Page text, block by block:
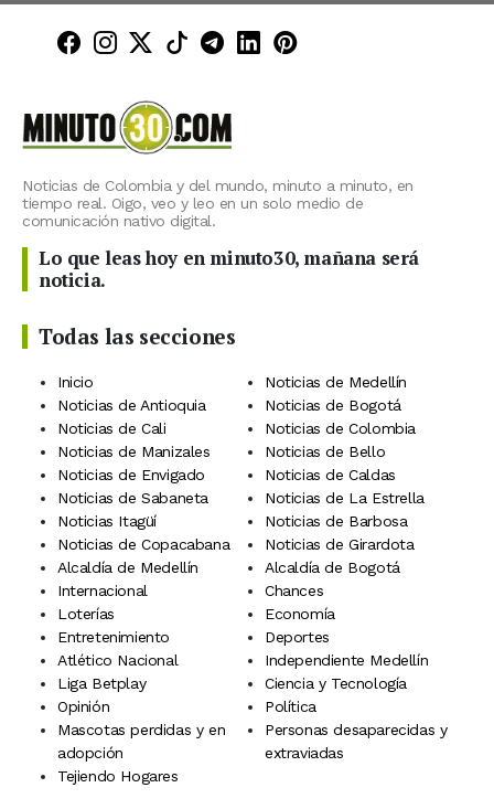
Minuto30 en Facebook
Minuto30 en Instagram
Minuto30 en X (Twitter)
Minuto30 en TikTok
Canal de Minuto30 en
Minuto30 en LinkedIn
Minuto30 en
Noticias de Colombia y del mundo, minuto a minuto, en
tiempo real. Oigo, veo y leo en un solo medio de
comunicación nativo digital.
Lo que leas hoy en minuto30, mañana será
noticia.
Todas las secciones
Inicio
Noticias de Medellín
Noticias de Antioquia
Noticias de Bogotá
Noticias de Cali
Noticias de Colombia
Noticias de Manizales
Noticias de Bello
Noticias de Envigado
Noticias de Caldas
Noticias de Sabaneta
Noticias de La Estrella
Noticias Itagüí
Noticias de Barbosa
Noticias de Copacabana
Noticias de Girardota
Alcaldía de Medellín
Alcaldía de Bogotá
Internacional
Chances
Loterías
Economía
Entretenimiento
Deportes
Atlético Nacional
Independiente Medellín
Liga Betplay
Ciencia y Tecnología
Opinión
Política
Mascotas perdidas y en
adopción
Personas desaparecidas y
extraviadas
Tejiendo Hogares